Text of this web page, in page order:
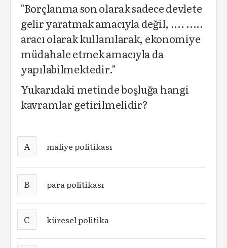
"Borçlanma son olarak sadece devlete
gelir yaratmak amacıyla değil, .... .....
aracı olarak kullanılarak, ekonomiye
müdahale etmek amacıyla da
yapılabilmektedir."
Yukarıdaki metinde boşluğa hangi
kavramlar getirilmelidir?
A maliye politikası
B para politikası
C küresel politika